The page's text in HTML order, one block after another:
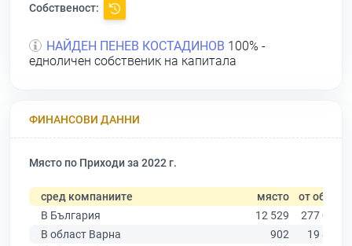
Собственост:
НАЙДЕН ПЕНЕВ КОСТАДИНОВ 100% -
едноличен собственик на капитала
ФИНАНСОВИ ДАННИ
Място по Приходи за 2022 г.
сред компаниите място от общо
В България
12 529
277 019
В област Варна
902
19 882